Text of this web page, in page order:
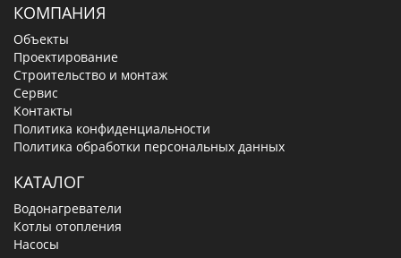
КОМПАНИЯ
Объекты
Проектирование
Строительство и монтаж
Сервис
Контакты
Политика конфиденциальности
Политика обработки персональных данных
КАТАЛОГ
Водонагреватели
Котлы отопления
Насосы